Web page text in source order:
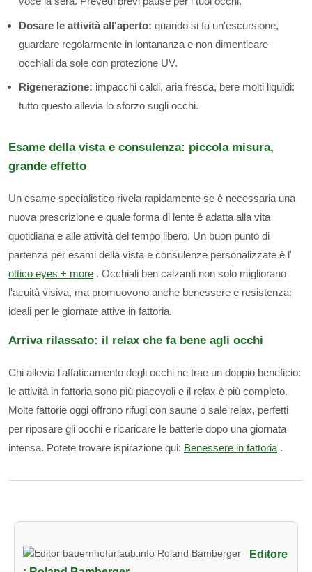
Dosare le attività all'aperto: quando si fa un'escursione,
guardare regolarmente in lontananza e non dimenticare
occhiali da sole con protezione UV.
Rigenerazione: impacchi caldi, aria fresca, bere molti liquidi:
tutto questo allevia lo sforzo sugli occhi.
Esame della vista e consulenza: piccola misura,
grande effetto
Un esame specialistico rivela rapidamente se è necessaria una
nuova prescrizione e quale forma di lente è adatta alla vita
quotidiana e alle attività del tempo libero. Un buon punto di
partenza per esami della vista e consulenze personalizzate è l'
ottico eyes + more . Occhiali ben calzanti non solo migliorano
l'acuità visiva, ma promuovono anche benessere e resistenza:
ideali per le giornate attive in fattoria.
Arriva rilassato: il relax che fa bene agli occhi
Chi allevia l'affaticamento degli occhi ne trae un doppio beneficio:
le attività in fattoria sono più piacevoli e il relax è più completo.
Molte fattorie oggi offrono rifugi con saune o sale relax, perfetti
per riposare gli occhi e ricaricare le batterie dopo una giornata
intensa. Potete trovare ispirazione qui: Benessere in fattoria .
Editore